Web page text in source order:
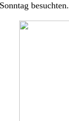
Sonntag besuchten.